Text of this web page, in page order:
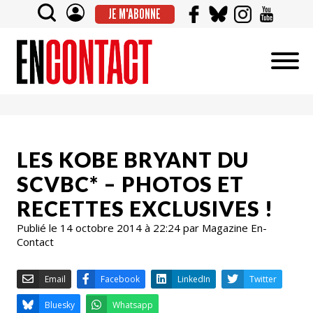
JE M'ABONNE
LES KOBE BRYANT DU
SCVBC* – PHOTOS ET
RECETTES EXCLUSIVES !
Publié le 14 octobre 2014 à 22:24 par Magazine En-
Contact